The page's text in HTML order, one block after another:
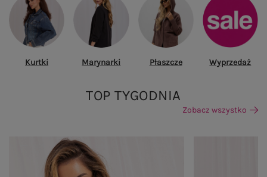
Kurtki Marynarki Płaszcze Wyprzedaż
TOP TYGODNIA
Zobacz wszystko